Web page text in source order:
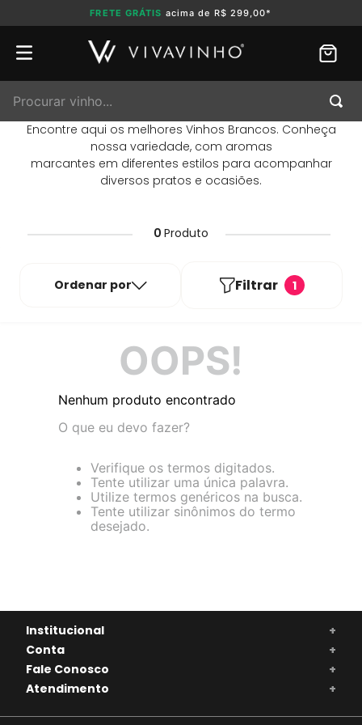
FRETE GRÁTIS acima de R$ 299,00*
Encontre aqui os melhores Vinhos Brancos. Conheça
nossa variedade, com aromas
marcantes em diferentes estilos para acompanhar
diversos pratos e ocasiões.
0 Produto
Ordenar por Filtrar 1
OOPS!
Nenhum produto encontrado
O que eu devo fazer?
Verifique os termos digitados.
Tente utilizar uma única palavra.
Utilize termos genéricos na busca.
Tente utilizar sinônimos do termo
desejado.
Institucional
+
Conta
+
Fale Conosco
+
Atendimento
+